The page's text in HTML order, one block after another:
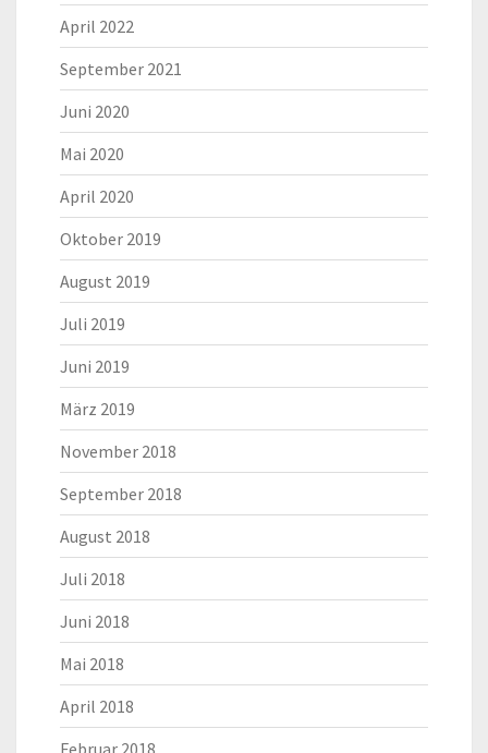
April 2022
September 2021
Juni 2020
Mai 2020
April 2020
Oktober 2019
August 2019
Juli 2019
Juni 2019
März 2019
November 2018
September 2018
August 2018
Juli 2018
Juni 2018
Mai 2018
April 2018